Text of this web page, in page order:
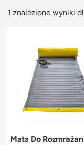
1 znalezione wyniki
Mata Do